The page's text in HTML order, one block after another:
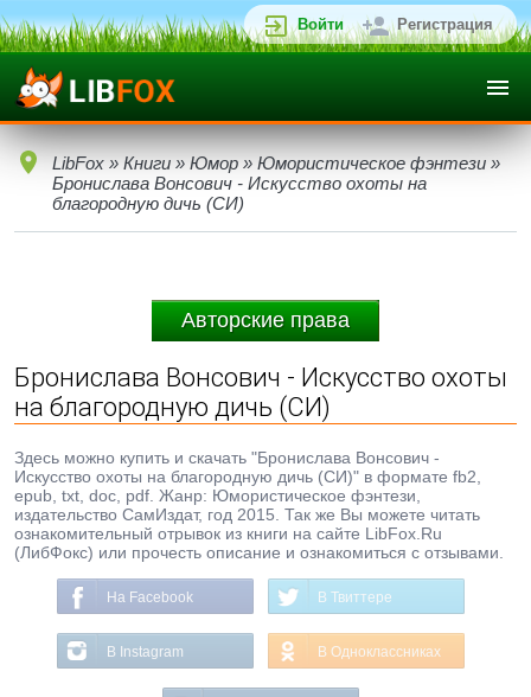
Войти Регистрация
LibFox » Книги » Юмор » Юмористическое фэнтези »
Бронислава Вонсович - Искусство охоты на
благородную дичь (СИ)
Авторские права
Бронислава Вонсович - Искусство охоты
на благородную дичь (СИ)
Здесь можно купить и скачать "Бронислава Вонсович -
Искусство охоты на благородную дичь (СИ)" в формате fb2,
epub, txt, doc, pdf. Жанр: Юмористическое фэнтези,
издательство СамИздат, год 2015. Так же Вы можете читать
ознакомительный отрывок из книги на сайте LibFox.Ru
(ЛибФокс) или прочесть описание и ознакомиться с отзывами.
На Facebook В Твиттере
В Instagram В Одноклассниках